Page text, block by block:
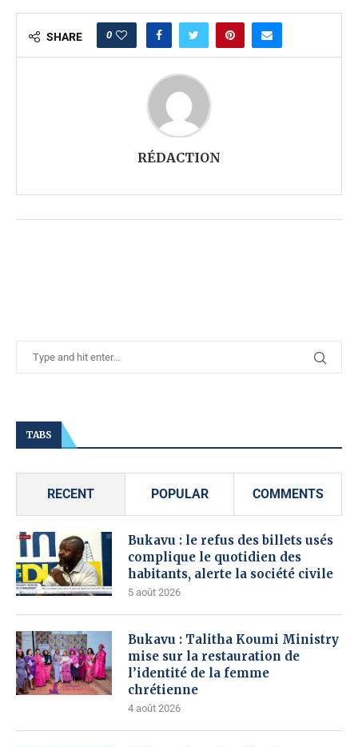
SHARE 0
RÉDACTION
TABS
RECENT POPULAR COMMENTS
Bukavu : le refus des billets usés
complique le quotidien des
habitants, alerte la société civile
5 août 2026
Bukavu : Talitha Koumi Ministry
mise sur la restauration de
l’identité de la femme
chrétienne
4 août 2026